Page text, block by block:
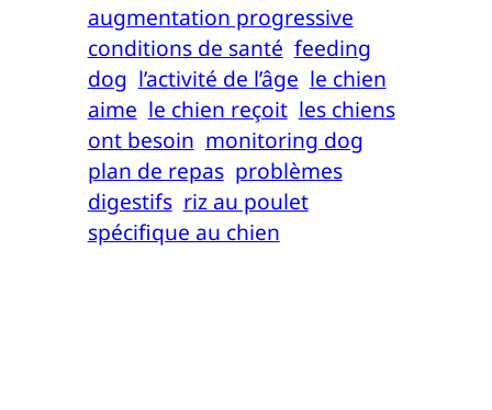
augmentation progressive
conditions de santé feeding
dog l’activité de l’âge le chien
aime le chien reçoit les chiens
ont besoin monitoring dog
plan de repas problèmes
digestifs riz au poulet
spécifique au chien